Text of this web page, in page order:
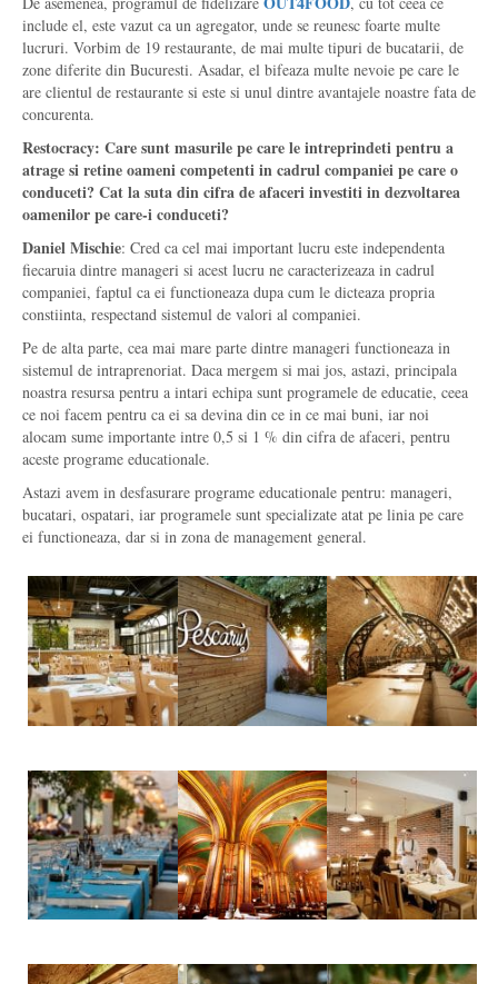
include el, este vazut ca un agregator, unde se reunesc foarte multe
lucruri. Vorbim de 19 restaurante, de mai multe tipuri de bucatarii, de
zone diferite din Bucuresti. Asadar, el bifeaza multe nevoie pe care le
are clientul de restaurante si este si unul dintre avantajele noastre fata de
concurenta.
Restocracy: Care sunt masurile pe care le intreprindeti pentru a
atrage si retine oameni competenti in cadrul companiei pe care o
conduceti? Cat la suta din cifra de afaceri investiti in dezvoltarea
oamenilor pe care-i conduceti?
Daniel Mischie: Cred ca cel mai important lucru este independenta
fiecaruia dintre manageri si acest lucru ne caracterizeaza in cadrul
companiei, faptul ca ei functioneaza dupa cum le dicteaza propria
constiinta, respectand sistemul de valori al companiei.
Pe de alta parte, cea mai mare parte dintre manageri functioneaza in
sistemul de intraprenoriat. Daca mergem si mai jos, astazi, principala
noastra resursa pentru a intari echipa sunt programele de educatie, ceea
ce noi facem pentru ca ei sa devina din ce in ce mai buni, iar noi
alocam sume importante intre 0,5 si 1 % din cifra de afaceri, pentru
aceste programe educationale.
Astazi avem in desfasurare programe educationale pentru: manageri,
bucatari, ospatari, iar programele sunt specializate atat pe linia pe care
ei functioneaza, dar si in zona de management general.